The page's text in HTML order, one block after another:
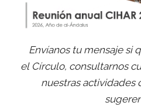
Envíanos tu mensaje si
el Círculo, consultarnos
nuestras actividades